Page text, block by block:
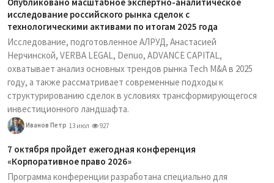
исследование российского рынка сделок с
технологическими активами по итогам 2025 года
Исследование, подготовленное АЛРУД, Анастасией
Нерчинской, VERBA LEGAL, Denuo, ADVANCE CAPITAL,
охватывает анализ основных трендов рынка Tech M&A в 2025
году, а также рассматривает современные подходы к
структурированию сделок в условиях трансформирующегося
инвестиционного ландшафта.
Иванов Петр 13 июл 927
7 октября пройдет ежегодная конференция
«Корпоративное право 2026»
Программа конференции разработана специально для